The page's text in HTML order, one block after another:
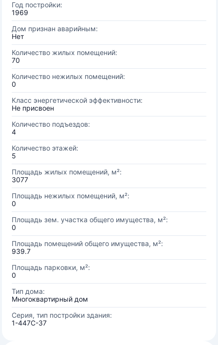
Год постройки:
1969
Дом признан аварийным:
Нет
Количество жилых помещений:
70
Количество нежилых помещений:
0
Класс энергетической эффективности:
Не присвоен
Количество подъездов:
4
Количество этажей:
5
Площадь жилых помещений, м²:
3077
Площадь нежилых помещений, м²:
0
Площадь зем. участка общего имущества, м²:
0
Площадь помещений общего имущества, м²:
939.7
Площадь парковки, м²:
0
Тип дома:
Многоквартирный дом
Серия, тип постройки здания:
1-447С-37